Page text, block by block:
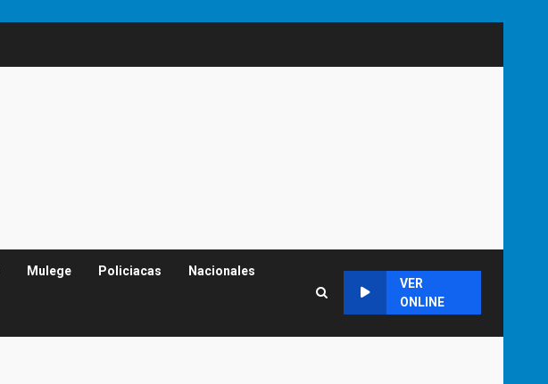
Mulege Policiacas Nacionales
VER
ONLINE